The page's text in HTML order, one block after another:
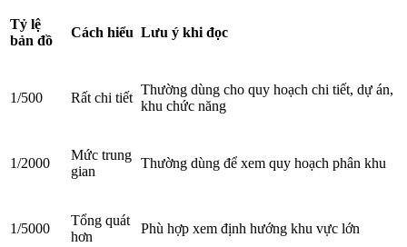
Tỷ lệ
bản đồ
Cách hiểu Lưu ý khi đọc
1/500 Rất chi tiết
Thường dùng cho quy hoạch chi tiết, dự án,
khu chức năng
1/2000
Mức trung
gian
Thường dùng để xem quy hoạch phân khu
1/5000
Tổng quát
hơn
Phù hợp xem định hướng khu vực lớn